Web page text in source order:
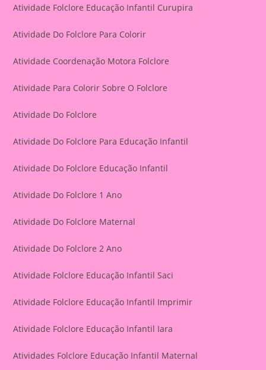
Atividade Folclore Educação Infantil Curupira
Atividade Do Folclore Para Colorir
Atividade Coordenação Motora Folclore
Atividade Para Colorir Sobre O Folclore
Atividade Do Folclore
Atividade Do Folclore Para Educação Infantil
Atividade Do Folclore Educação Infantil
Atividade Do Folclore 1 Ano
Atividade Do Folclore Maternal
Atividade Do Folclore 2 Ano
Atividade Folclore Educação Infantil Saci
Atividade Folclore Educação Infantil Imprimir
Atividade Folclore Educação Infantil Iara
Atividades Folclore Educação Infantil Maternal